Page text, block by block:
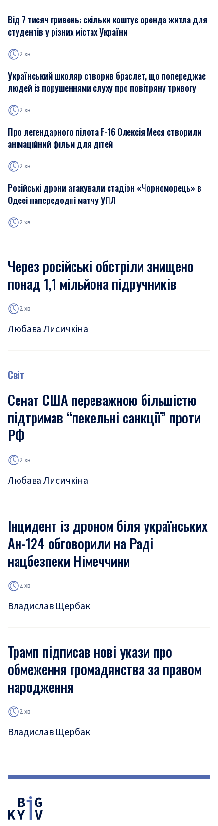
Від 7 тисяч гривень: скільки коштує оренда житла для
студентів у різних містах України
2 хв
Український школяр створив браслет, що попереджає
людей із порушеннями слуху про повітряну тривогу
2 хв
Про легендарного пілота F-16 Олексія Меся створили
анімаційний фільм для дітей
2 хв
Російські дрони атакували стадіон «Чорноморець» в
Одесі напередодні матчу УПЛ
2 хв
Через російські обстріли знищено
понад 1,1 мільйона підручників
2 хв
Любава Лисичкіна
Світ
Сенат США переважною більшістю
підтримав “пекельні санкції” проти
РФ
2 хв
Любава Лисичкіна
Інцидент із дроном біля українських
Ан-124 обговорили на Раді
нацбезпеки Німеччини
2 хв
Владислав Щербак
Трамп підписав нові укази про
обмеження громадянства за правом
народження
2 хв
Владислав Щербак